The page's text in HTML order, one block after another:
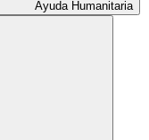
Ayuda Humanitaria